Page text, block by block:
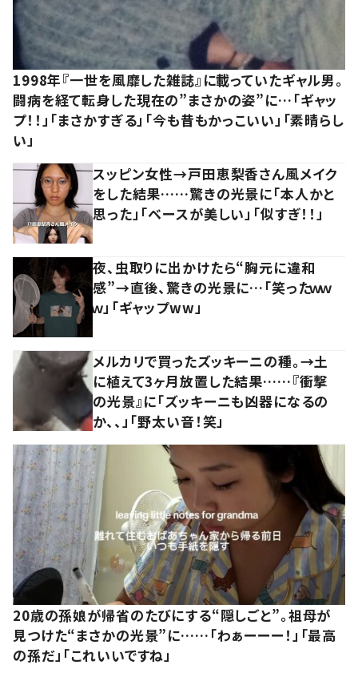
1998年『一世を風靡した雑誌』に載っていたギャル男。
闘病を経て転身した現在の”まさかの姿”に…「ギャッ
プ！！」「まさかすぎる」「今も昔もかっこいい」「素晴らし
い」
スッピン女性→戸田恵梨香さん風メイク
をした結果……驚きの光景に「本人かと
思った」「ベースが美しい」「似すぎ！！」
夜、虫取りに出かけたら“胸元に違和
感”→直後、驚きの光景に…「笑ったｗｗ
ｗ」「ギャップww」
メルカリで買ったズッキーニの種。→土
に植えて3ヶ月放置した結果……『衝撃
の光景』に「ズッキーニも凶器になるの
か、、」「野太い音！笑」
20歳の孫娘が帰省のたびにする“隠しごと”。祖母が
見つけた“まさかの光景”に……「わぁーーー！」「最高
の孫だ」「これいいですね」